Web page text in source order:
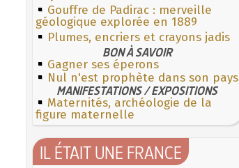
Gouffre de Padirac : merveille
géologique explorée en 1889
Plumes, encriers et crayons jadis
BON À SAVOIR
Gagner ses éperons
Nul n'est prophète dans son pays
MANIFESTATIONS / EXPOSITIONS
Maternités, archéologie de la
figure maternelle
IL ÉTAIT UNE FRANCE